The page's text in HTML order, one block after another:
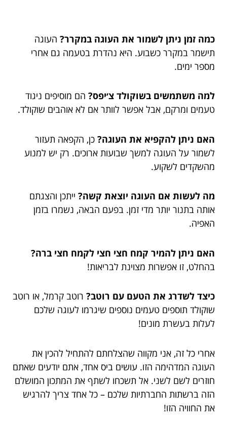
כמה זמן ניתן לשמור את העוגה במקרר? העוגה
תישמר במקרר כשבוע. היא נהדרת בטעמה גם אחרי
מספר ימים.
למה משתמשים בשוקולד צ׳יפס? הם מוסיפים ניגוד
טעמים ומרקם, אבל אפשר לוותר אם לא אוהבים שוקולד.
האם ניתן להקפיא את העוגה? כן, הקפאה תעזור
לשמור על העוגה למשך שבועות ארוכים. רק יש למנוע
מהשקדים לשקוע.
מה לעשות אם העוגה יוצאת קשה? ייתכן והצגתם
אותה בתנור יותר מדי זמן. בפעם הבאה, נשמרו בזמן
האפיה.
האם ניתן להמיר קמח חצי חצי לקמח חצי ברה?
בהחלט, זו אפשרות מצוינת לבריאות!
כיצד לשדרג את הטעם עם רוטב? רוטב קרמל, או רוטב
שוקולד תוספים טעמים נוספים שיגרמו לעוגה שלכם
לעלות בעשרת מונים!
אחרי כל זה, אני מקווה שהצלחתם להתחיל להכין את
העוגה המדהימה הזו. עושים ביס אחד, אתם יודעים שאתם
חוזרים לשם לשני. אל תשכחו לשתף את המתכון המושלם
הזה ברשתות החברתיות שלכם – כל אחד צריך להרגיש
את החוויה הזו!